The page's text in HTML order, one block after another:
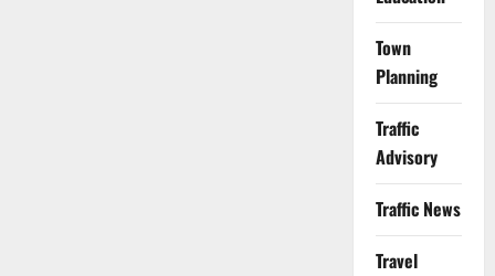
Town
Planning
Traffic
Advisory
Traffic News
Travel